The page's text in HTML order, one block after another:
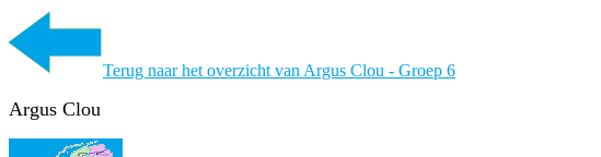
Terug naar het overzicht van Argus Clou - Groep 6
Argus Clou